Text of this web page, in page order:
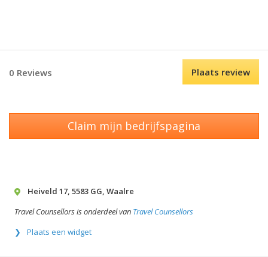
0 Reviews Plaats review
Claim mijn bedrijfspagina
Heiveld 17, 5583 GG, Waalre
Travel Counsellors is onderdeel van Travel Counsellors
Plaats een widget